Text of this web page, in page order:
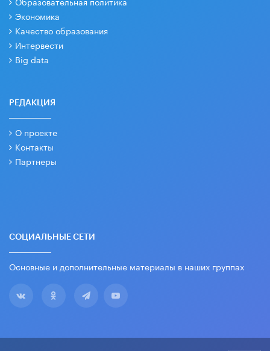
Экономика
Качество образования
Интервести
Big data
РЕДАКЦИЯ
О проекте
Контакты
Партнеры
СОЦИАЛЬНЫЕ СЕТИ
Основные и дополнительные материалы в наших группах